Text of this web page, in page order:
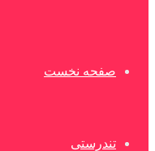
صفحه نخست
تندرستی